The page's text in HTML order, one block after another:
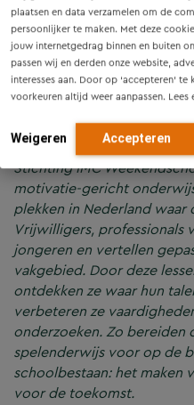
plaatsen en data verzamelen om de
persoonlijker te maken. Met deze
jouw internetgedrag binnen en buiten
passen wij en derden onze website,
interesses aan. Door op ‘accepteren’
voorkeuren altijd weer aanpassen. Lees
Weigeren Accepteren
duurzaamheid. Er werd
presentatie met veel
meer als er geen
‘Dan kunnen we gaan
er een leuke
‘Expeditie Energie’.
Stichting IMC
motivatie-gericht
plekken in Nederland
Vrijwilligers, professionals
jongeren en vertellen
vakgebied. Door deze
ontdekken ze waar hun
verbeteren ze
onderzoeken. Zo bereiden
spelenderwijs voor op de
schoolbestaan: het maken
voor de toekomst.